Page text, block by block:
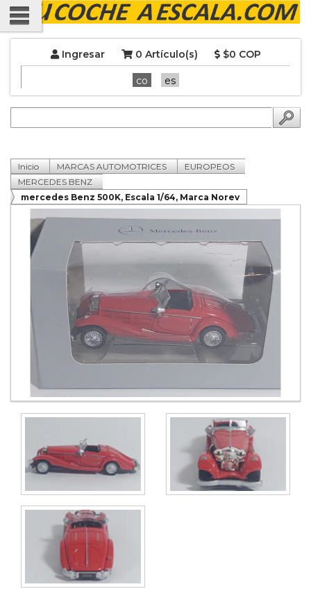
Ingresar 0 Artículo(s) $0 COP
co es
Inicio MARCAS AUTOMOTRICES
EUROPEOS
MERCEDES BENZ
mercedes Benz 500K, Escala 1/64, Marca Norev